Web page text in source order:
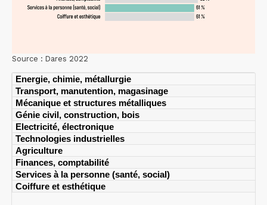
Source : Dares 2022
Energie, chimie, métallurgie
Transport, manutention, magasinage
Mécanique et structures métalliques
Génie civil, construction, bois
Electricité, électronique
Technologies industrielles
Agriculture
Finances, comptabilité
Services à la personne (santé, social)
Coiffure et esthétique